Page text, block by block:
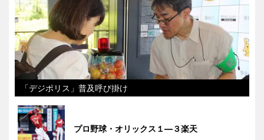
「デジポリス」普及呼び掛け
プロ野球・オリックス１―３楽天